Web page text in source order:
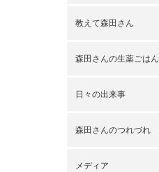
教えて森田さん
森田さんの生薬ごはん
日々の出来事
森田さんのつれづれ
メディア